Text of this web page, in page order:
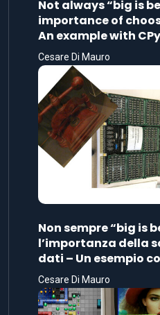
Not always “big is
importance of
An example with
Cesare Di Mauro
Non sempre “big is
l’importanza della
dati – Un esempio
Cesare Di Mauro